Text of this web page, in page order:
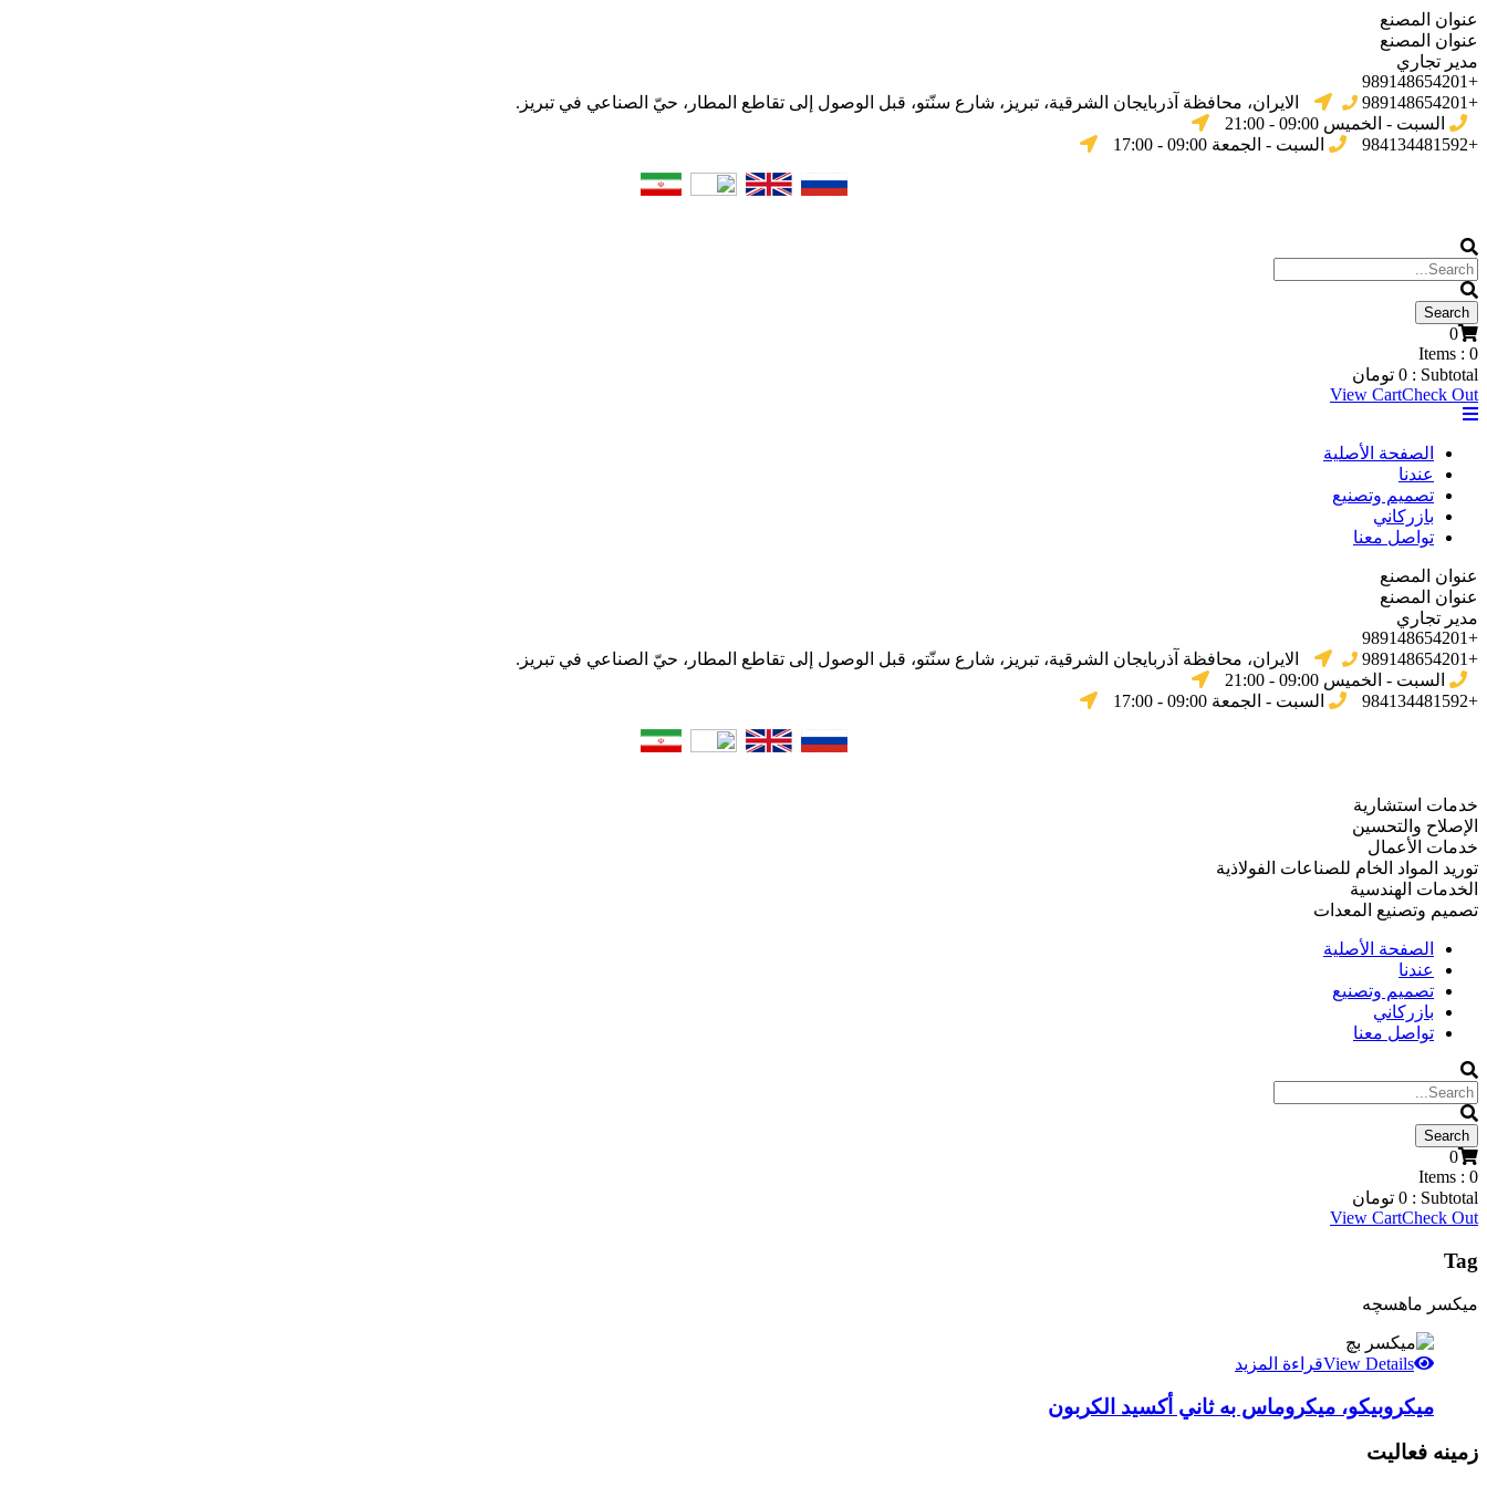
عنوان المصنع
عنوان المصنع
مدير تجاري
+989148654201
+989148654201
الایران، محافظة آذربایجان الشرقیة، تبریز، شارع سنّتو، قبل الوصول إلى تقاطع المطار، حيّ الصناعي في تبریز.
السبت - الخميس 09:00 - 21:00
+984134481592
السبت - الجمعة 09:00 - 17:00
0
Items : 0
Subtotal :
0 تومان
View CartCheck Out
الصفحة الأصلية
عندنا
تصميم وتصنيع
بازركاني
تواصل معنا
عنوان المصنع
عنوان المصنع
مدير تجاري
+989148654201
+989148654201
الایران، محافظة آذربایجان الشرقیة، تبریز، شارع سنّتو، قبل الوصول إلى تقاطع المطار، حيّ الصناعي في تبریز.
السبت - الخميس 09:00 - 21:00
+984134481592
السبت - الجمعة 09:00 - 17:00
خدمات استشارية
الإصلاح والتحسين
خدمات الأعمال
توريد المواد الخام للصناعات الفولاذية
الخدمات الهندسية
تصميم وتصنيع المعدات
الصفحة الأصلية
عندنا
تصميم وتصنيع
بازركاني
تواصل معنا
0
Items : 0
Subtotal :
0 تومان
View CartCheck Out
Tag
میکسر ماهسچه
View Detailsقراءة المزيد
ميكروبيكو، ميكروماس به ثاني أكسيد الكربون
زمینه فعالیت